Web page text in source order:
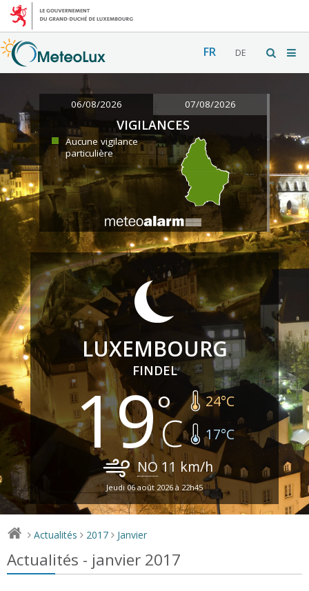
FR DE
06/08/2026 07/08/2026
VIGILANCES
Aucune vigilance
particulière
LUXEMBOURG
FINDEL
19 24°C
17°C
NO 11 km/h
Jeudi 06 août 2026 à 22h45
> Actualités > 2017 > Janvier
Actualités - janvier 2017